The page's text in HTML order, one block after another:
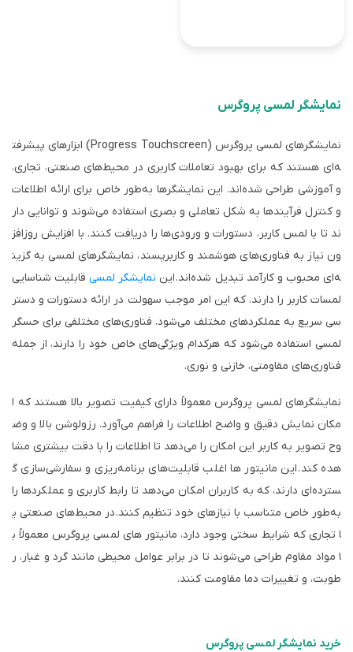
نمایشگر لمسی پروگرس
نمایشگرهای لمسی پروگرس (Progress Touchscreen) ابزارهای پیشرفت
ه‌ای هستند که برای بهبود تعاملات کاربری در محیط‌های صنعتی، تجاری،
و آموزشی طراحی شده‌اند. این نمایشگرها به‌طور خاص برای ارائه اطلاعات
و کنترل فرآیندها به شکل تعاملی و بصری استفاده می‌شوند و توانایی دار
ند تا با لمس کاربر، دستورات و ورودی‌ها را دریافت کنند. با افزایش روزافز
ون نیاز به فناوری‌های هوشمند و کاربرپسند، نمایشگرهای لمسی به گزین
ه‌ای محبوب و کارآمد تبدیل شده‌اند. این نمایشگر لمسیقابلیت شناسایی
لمسات کاربر را دارند، که این امر موجب سهولت در ارائه دستورات و دستر
سی سریع به عملکردهای مختلف می‌شود. فناوری‌های مختلفی برای حسگر
لمسی استفاده می‌شود که هرکدام ویژگی‌های خاص خود را دارند، از جمله
فناوری‌های مقاومتی، خازنی و نوری.
نمایشگرهای لمسی پروگرس معمولاً دارای کیفیت تصویر بالا هستند که ا
مکان نمایش دقیق و واضح اطلاعات را فراهم می‌آورد. رزولوشن بالا و وض
وح تصویر به کاربر این امکان را می‌دهد تا اطلاعات را با دقت بیشتری مشا
هده کند. این مانیتور ها اغلب قابلیت‌های برنامه‌ریزی و سفارشی‌سازی گ
سترده‌ای دارند، که به کاربران امکان می‌دهد تا رابط کاربری و عملکردها را
به‌طور خاص متناسب با نیازهای خود تنظیم کنند. در محیط‌های صنعتی ی
ا تجاری که شرایط سختی وجود دارد، مانیتور های لمسی پروگرس معمولاً ب
ا مواد مقاوم طراحی می‌شوند تا در برابر عوامل محیطی مانند گرد و غبار، ر
طوبت، و تغییرات دما مقاومت کنند.
خرید نمایشگر لمسی پروگرس